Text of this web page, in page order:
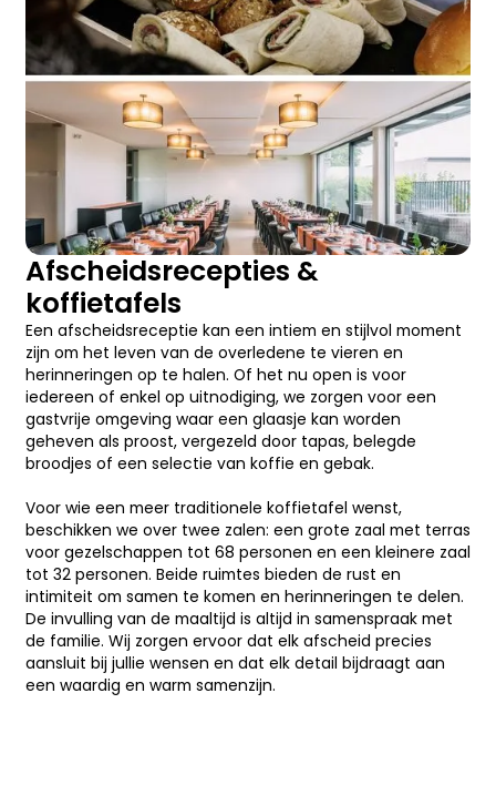
Afscheidsrecepties &
koffietafels
Een afscheidsreceptie kan een intiem en stijlvol moment
zijn om het leven van de overledene te vieren en
herinneringen op te halen. Of het nu open is voor
iedereen of enkel op uitnodiging, we zorgen voor een
gastvrije omgeving waar een glaasje kan worden
geheven als proost, vergezeld door tapas, belegde
broodjes of een selectie van koffie en gebak.
Voor wie een meer traditionele koffietafel wenst,
beschikken we over twee zalen: een grote zaal met terras
voor gezelschappen tot 68 personen en een kleinere zaal
tot 32 personen. Beide ruimtes bieden de rust en
intimiteit om samen te komen en herinneringen te delen.
De invulling van de maaltijd is altijd in samenspraak met
de familie. Wij zorgen ervoor dat elk afscheid precies
aansluit bij jullie wensen en dat elk detail bijdraagt aan
een waardig en warm samenzijn.